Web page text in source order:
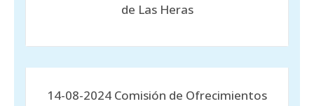
de Las Heras
14-08-2024 Comisión de Ofrecimientos